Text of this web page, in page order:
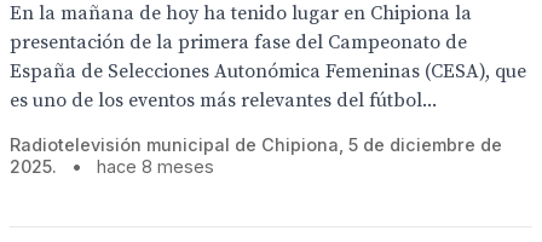
En la mañana de hoy ha tenido lugar en Chipiona la
presentación de la primera fase del Campeonato de
España de Selecciones Autonómica Femeninas (CESA), que
es uno de los eventos más relevantes del fútbol...
Radiotelevisión municipal de Chipiona, 5 de diciembre de
2025.
• hace 8 meses